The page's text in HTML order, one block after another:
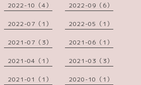
2022-10（4） 2022-09（6）
2022-07（1） 2022-05（1）
2021-07（3） 2021-06（1）
2021-04（1） 2021-03（3）
2021-01（1） 2020-10（1）